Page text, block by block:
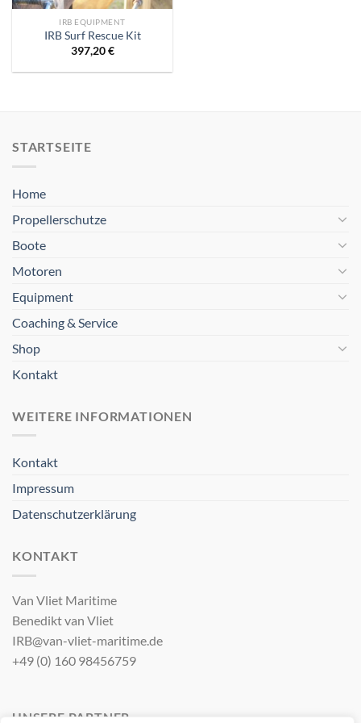
IRB EQUIPMENT
IRB Surf Rescue Kit
397,20€
STARTSEITE
Home
Propellerschutze
Boote
Motoren
Equipment
Coaching & Service
Shop
Kontakt
WEITERE INFORMATIONEN
Kontakt
Impressum
Datenschutzerklärung
KONTAKT
Van Vliet Maritime
Benedikt van Vliet
IRB@van-vliet-maritime.de
+49 (0) 160 98456759
UNSERE PARTNER